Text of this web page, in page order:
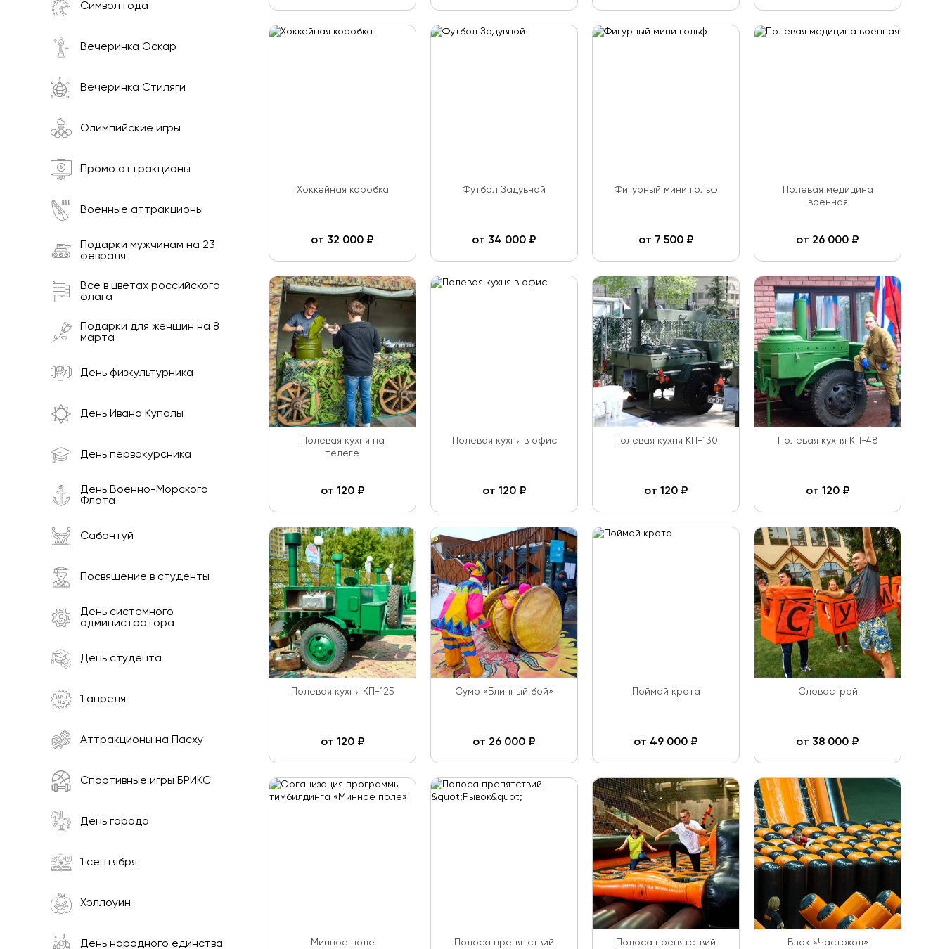
Символ года
Вечеринка Оскар
Вечеринка Стиляги
Олимпийские игры
Промо аттракционы
Военные аттракционы
Подарки мужчинам на 23
февраля
Всё в цветах российского
флага
Подарки для женщин на 8
марта
День физкультурника
День Ивана Купалы
День первокурсника
День Военно-Морского
Флота
Сабантуй
Посвящение в студенты
День системного
администратора
День студента
1 апреля
Аттракционы на Пасху
Спортивные игры БРИКС
День города
1 сентября
Хэллоуин
День народного единства
Хоккейная коробка
от 32 000 ₽
Футбол Задувной
от 34 000 ₽
Фигурный мини гольф
от 7 500₽
Полевая медицина
военная
от 26 000 ₽
Полевая кухня на
телеге
от 120₽
Полевая кухня в офис
от 120₽
Полевая кухня КП-130
от 120₽
Полевая кухня КП-48
от 120₽
Полевая кухня КП-125
от 120₽
Сумо «Блинный бой»
от 26 000 ₽
Поймай крота
от 49 000 ₽
Словострой
от 38 000 ₽
Минное поле Полоса препятствий Полоса препятствий Блок «Частокол»